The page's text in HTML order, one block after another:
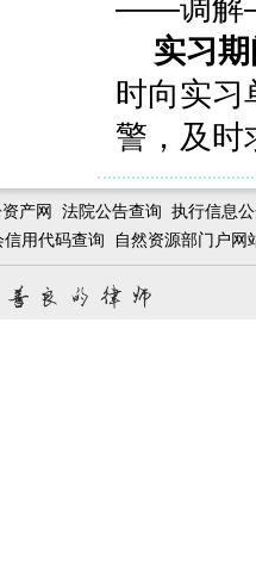
——调解
实习
时向实习
警，及时
产网 法院公告查询 执行信息
信用代码查询 自然资源部门户网